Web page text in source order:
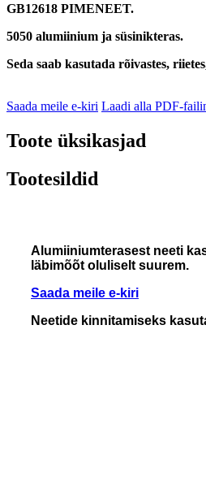
GB12618 PIMENEET.
5050 alumiinium ja süsinikteras.
Seda saab kasutada rõivastes,
Saada meile e-kiri Laadi alla PDF-
Toote üksikasjad
Tootesildid
Alumiiniumterasest neeti
läbimõõt oluliselt suurem.
Saada meile e-kiri
Neetide kinnitamiseks